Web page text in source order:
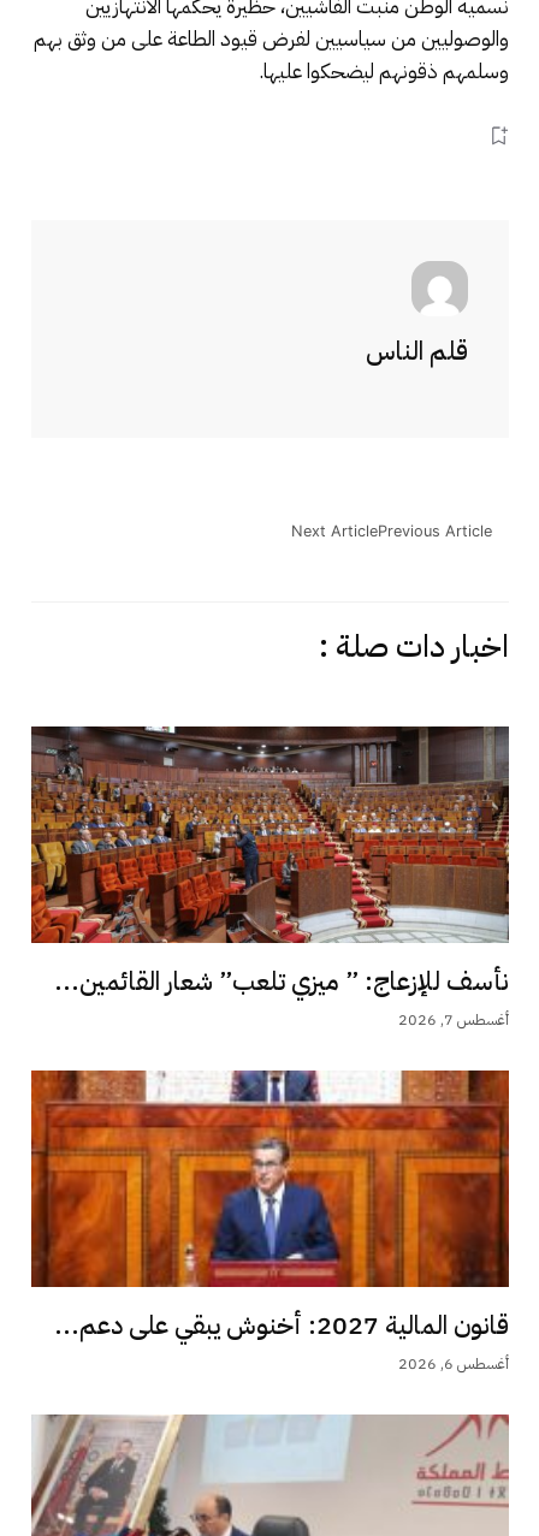
نسميه الوطن منبت الفاشيين، حظيرة يحكمها الانتهازيين
والوصوليين من سياسيين لفرض قيود الطاعة على من وثق بهم
وسلمهم ذقونهم ليضحكوا عليها.
قلم الناس
Previous Article
Next Article
اخبار دات صلة :
نأسف للإزعاج: ” ميزي تلعب” شعار القائمين...
أغسطس 7, 2026
قانون المالية 2027: أخنوش يبقي على دعم...
أغسطس 6, 2026